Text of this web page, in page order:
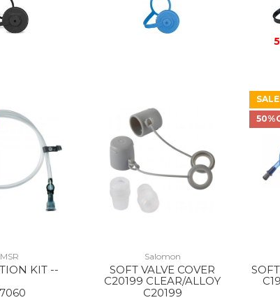
MSR
KIT --
Salomon
SOFT VALVE COVER
C20199 CLEAR/ALLOY
C20199
SALE